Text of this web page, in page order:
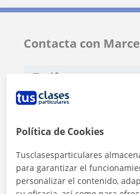
Contacta con
Tarifa
1ª clase gratis
Política de Cookies
Tusclasesparticulares
para garantizar el
personalizar el contenido,